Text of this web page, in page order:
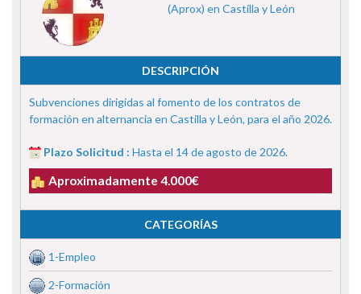
(Aprox) en Castilla y León
DESCRIPCIÓN
Subvenciones dirigidas al fomento de los contratos de
formación en alternancia en Castilla y León, para el año 2026.
Plazo Solicitud : Hasta el 14 de agosto de 2026.
Aproximadamente 4.000€
CATEGORÍAS
1-Empleo
2-Formación